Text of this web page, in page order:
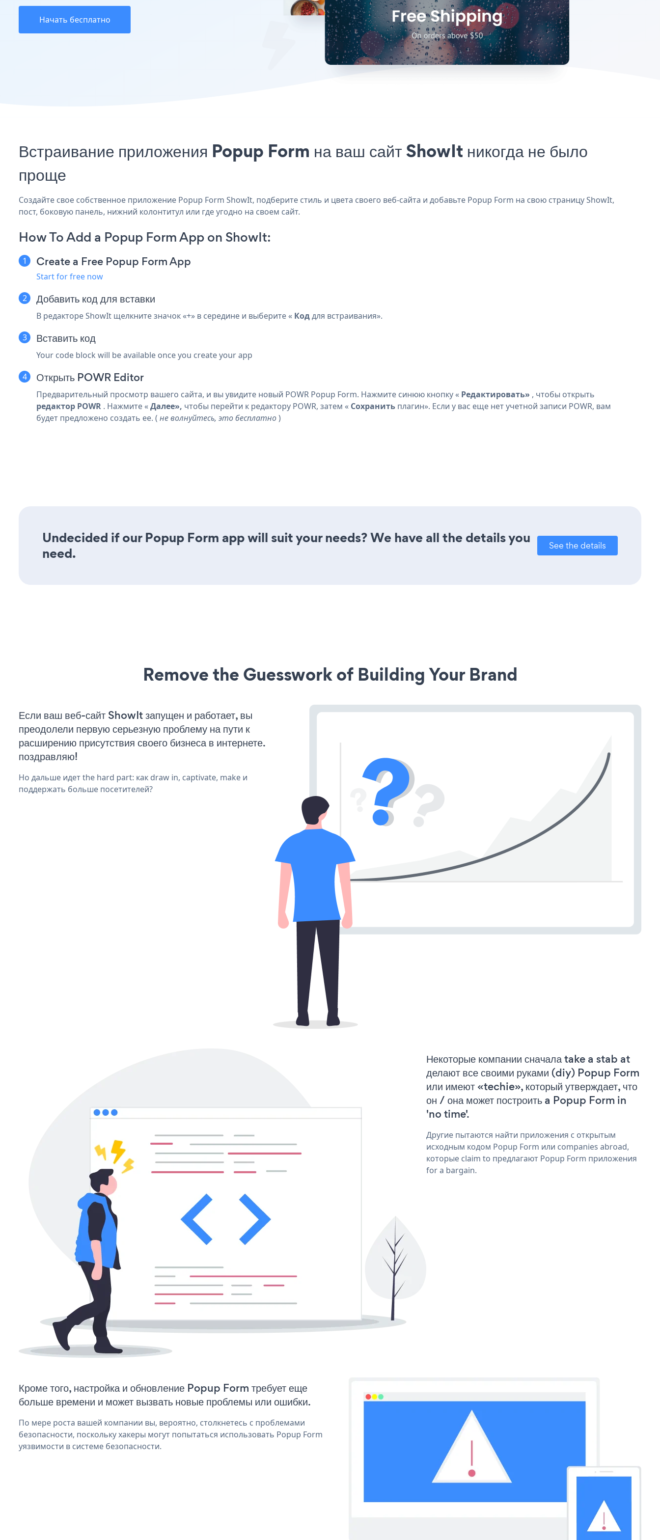
Начать бесплатно
Встраивание приложения Popup Form на ваш сайт ShowIt никогда не было
проще
Создайте свое собственное приложение Popup Form ShowIt, подберите стиль и цвета своего веб-сайта и добавьте Popup Form на свою страницу ShowIt,
пост, боковую панель, нижний колонтитул или где угодно на своем сайт.
How To Add a Popup Form App on ShowIt:
Create a Free Popup Form App
Start for free now
Добавить код для вставки
В редакторе ShowIt щелкните значок «+» в середине и выберите « Коддля встраивания».
Вставить код
Your code block will be available once you create your app
Открыть POWR Editor
Предварительный просмотр вашего сайта, и вы увидите новый POWR Popup Form. Нажмите синюю кнопку « Редактировать» , чтобы открыть
редактор POWR . Нажмите «Далее», чтобы перейти к редактору POWR, затем « Сохранить плагин». Если у вас еще нет учетной записи POWR, вам
будет предложено создать ее. ( не волнуйтесь, это бесплатно)
Undecided if our Popup Form app will suit your needs? We have all the details you
need.
See the details
Remove the Guesswork of Building Your Brand
Если ваш веб-сайт ShowIt запущен и работает, вы
преодолели первую серьезную проблему на пути к
расширению присутствия своего бизнеса в интернете.
поздравляю!
Но дальше идет the hard part: как draw in, captivate, make и
поддержать больше посетителей?
Некоторые компании сначала take a stab at
делают все своими руками (diy) Popup Form
или имеют «techie», который утверждает, что
он / она может построить a Popup Form in
'no time'.
Другие пытаются найти приложения с открытым
исходным кодом Popup Form или companies abroad,
которые claim to предлагают Popup Form приложения
for a bargain.
Кроме того, настройка и обновление Popup Form требует еще
больше времени и может вызвать новые проблемы или ошибки.
По мере роста вашей компании вы, вероятно, столкнетесь с проблемами
безопасности, поскольку хакеры могут попытаться использовать Popup Form
уязвимости в системе безопасности.